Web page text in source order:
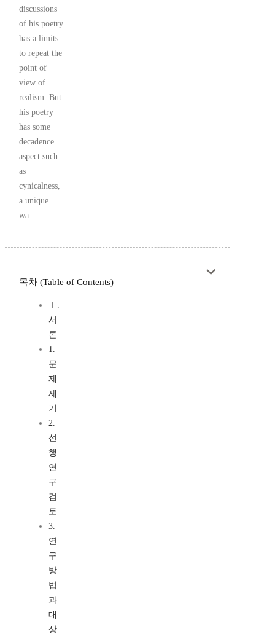
discussions
of his poetry
has a limits
to repeat the
point of
view of
realism. But
his poetry
has some
decadence
aspect such
as
cynicalness,
a unique
wa...
목차 (Table of Contents)
Ⅰ.
서
론
1.
문
제
제
기
2.
선
행
연
구
검
토
3.
연
구
방
법
과
대
상